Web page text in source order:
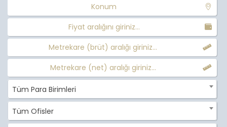
Konum
Fiyat aralığını giriniz...
Metrekare (brüt) aralığı giriniz...
Metrekare (net) aralığı giriniz...
Tüm Para Birimleri
Tüm Ofisler